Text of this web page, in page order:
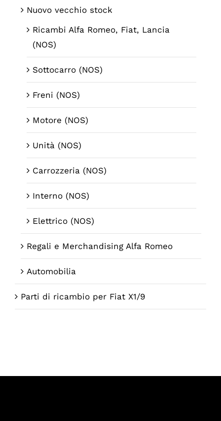
Nuovo vecchio stock
Ricambi Alfa Romeo, Fiat, Lancia
(NOS)
Sottocarro (NOS)
Freni (NOS)
Motore (NOS)
Unità (NOS)
Carrozzeria (NOS)
Interno (NOS)
Elettrico (NOS)
Regali e Merchandising Alfa Romeo
Automobilia
Parti di ricambio per Fiat X1/9